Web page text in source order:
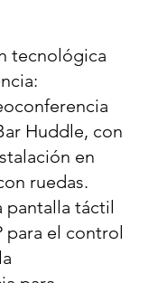
tecnológica
Huddle, con
en
ruedas.
pantalla táctil
para el control